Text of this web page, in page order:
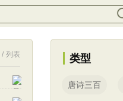
列表
/ 类型
唐诗三百